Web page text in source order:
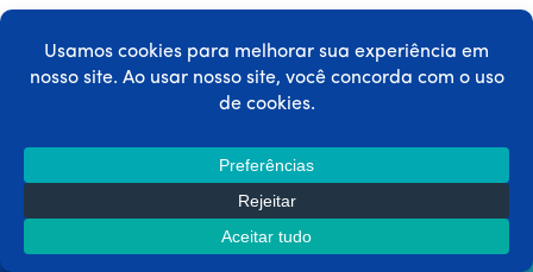
Obtenha o MemberPress hoje mesmo!